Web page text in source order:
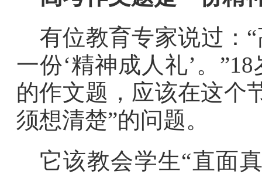
有位教育专家说过：
一份‘精神成人礼’。
的作文题，应该在这个
须想清楚”的问题。
它该教会学生“直面